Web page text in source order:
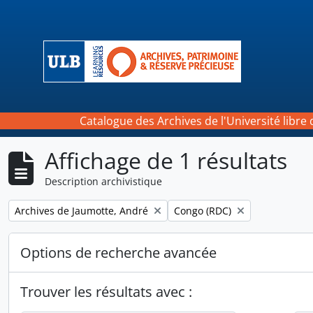
Catalogue des Archives de l'Université libre
Affichage de 1 résultats
Description archivistique
Remove filter:
Archives de Jaumotte, André Remove filter:
Congo (RDC)
Options de recherche avancée
Trouver les résultats avec :